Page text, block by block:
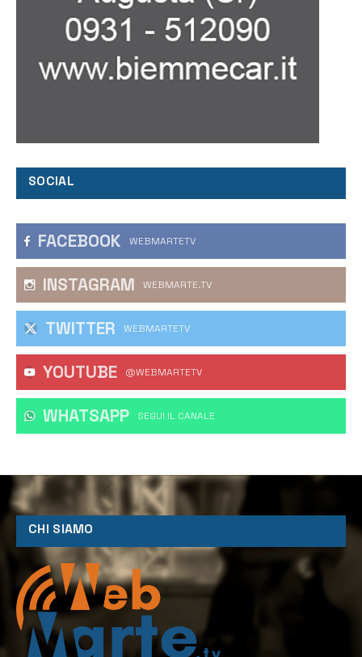
SOCIAL
FACEBOOK WEBMARTETV
INSTAGRAM WEBMARTE.TV
TWITTER WEBMARTETV
YOUTUBE @WEBMARTETV
WHATSAPP ‎SEGUI IL CANALE
CHI SIAMO